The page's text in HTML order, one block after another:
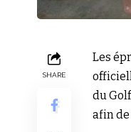
SHARE
Les
du
afin